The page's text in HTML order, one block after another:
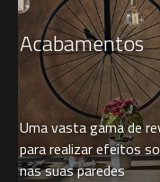
Acabamentos
Uma vasta gama de
para realizar efeitos
nas suas paredes